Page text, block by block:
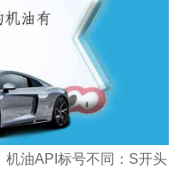
机油API标号不同：S开头